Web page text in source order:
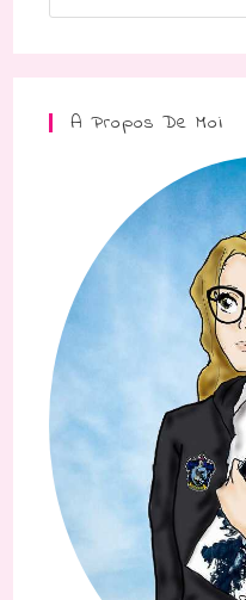
A Propos De Moi